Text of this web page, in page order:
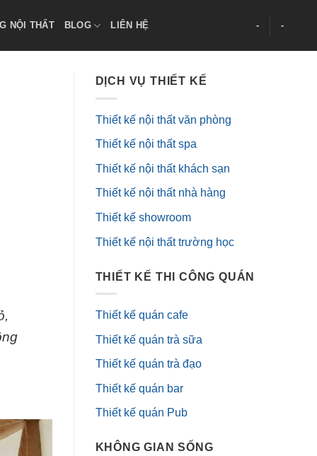
NỘI THẤT BLOG LIÊN HỆ - -
DỊCH VỤ THIẾT KẾ
Thiết kế nội thất văn phòng
Thiết kế nội thất spa
Thiết kế nội thất khách sạn
Thiết kế nội thất nhà hàng
Thiết kế showroom
Thiết kế nội thất trường học
THIẾT KẾ THI CÔNG QUÁN
Thiết kế quán cafe
Thiết kế quán trà sữa
Thiết kế quán trà đạo
Thiết kế quán bar
Thiết kế quán Pub
KHÔNG GIAN SỐNG